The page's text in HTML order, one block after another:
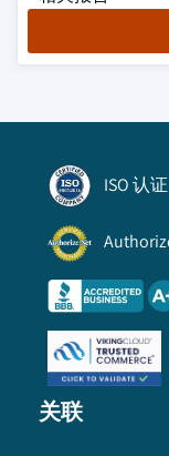
ISO 认证
关联